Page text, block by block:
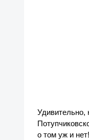
Удивительно,
о том уж и